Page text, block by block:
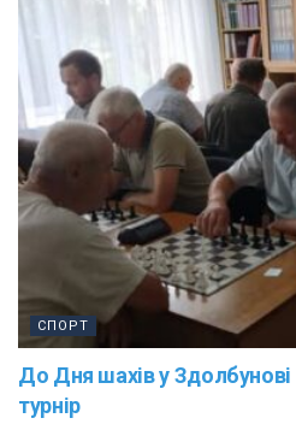
СПОРТ
До Дня шахів у Здолбунові
турнір